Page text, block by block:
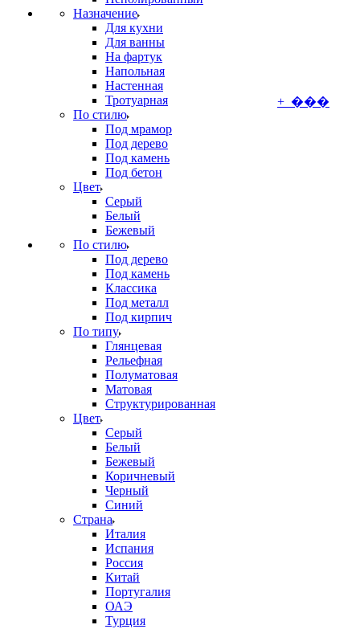
Назначение
Для кухни
Для ванны
На фартук
Напольная
Настенная
Тротуарная
По стилю
Под мрамор
Под дерево
Под камень
Под бетон
Цвет
Серый
Белый
Бежевый
По стилю
Под дерево
Под камень
Классика
Под металл
Под кирпич
По типу
Глянцевая
Рельефная
Полуматовая
Матовая
Структурированная
Цвет
Серый
Белый
Бежевый
Коричневый
Черный
Синий
Страна
Италия
Испания
Россия
Китай
Португалия
ОАЭ
Турция
+ ���